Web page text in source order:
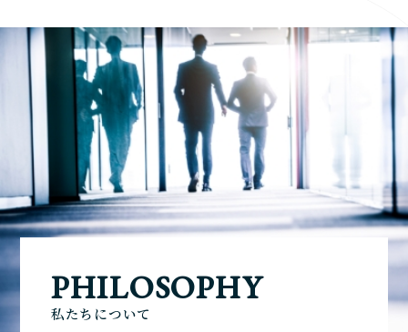
PHILOSOPHY
私たちについて